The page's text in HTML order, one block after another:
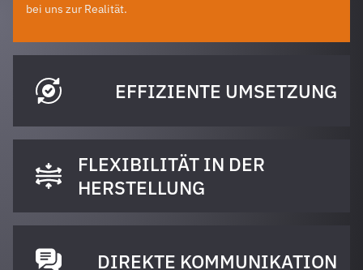
bei uns zur Realität.
EFFIZIENTE UMSETZUNG
FLEXIBILITÄT IN DER
HERSTELLUNG
DIREKTE KOMMUNIKATION